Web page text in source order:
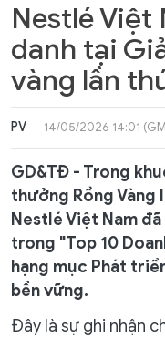
Nestlé Việt
danh tại
vàng lần
PV 14/05/2026 14:01
GD&TĐ - Trong
thưởng Rồng Vàng
Nestlé Việt Nam
trong "Top 10
hạng mục Phát
bền vững.
Đây là sự ghi nhận